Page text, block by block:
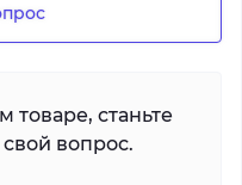
товаре, станьте
вопрос.